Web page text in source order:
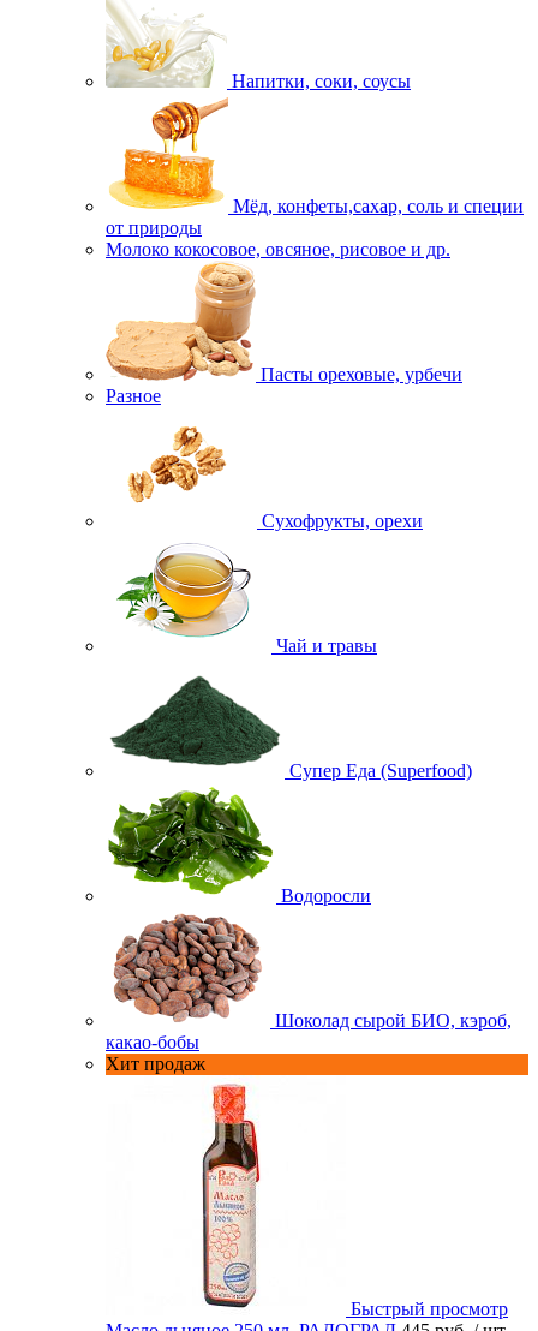
Напитки, соки, соусы
Мёд, конфеты,сахар, соль и специи
от природы
Молоко кокосовое, овсяное, рисовое и др.
Пасты ореховые, урбечи
Разное
Сухофрукты, орехи
Чай и травы
Супер Еда (Superfood)
Водоросли
Шоколад сырой БИО, кэроб,
какао-бобы
Хит продаж
Быстрый просмотр